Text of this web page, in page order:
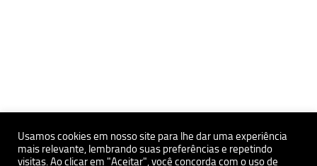
Políticas de Privacidade e Proteçãoa de Dados Pessoais
Usamos cookies em nosso site para lhe dar uma experiência
mais relevante, lembrando suas preferências e repetindo
visitas. Ao clicar em "Aceitar", você concorda com o uso de